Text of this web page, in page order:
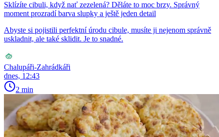
Sklízíte cibuli, když nať zezelená? Děláte to moc brzy. Správný
moment prozradí barva slupky a ještě jeden detail
Abyste si pojistili perfektní úrodu cibule, musíte ji nejenom správně
uskladnit, ale také sklidit. Je to snadné.
Chalupáři-Zahrádkáři
dnes, 12:43
2 min